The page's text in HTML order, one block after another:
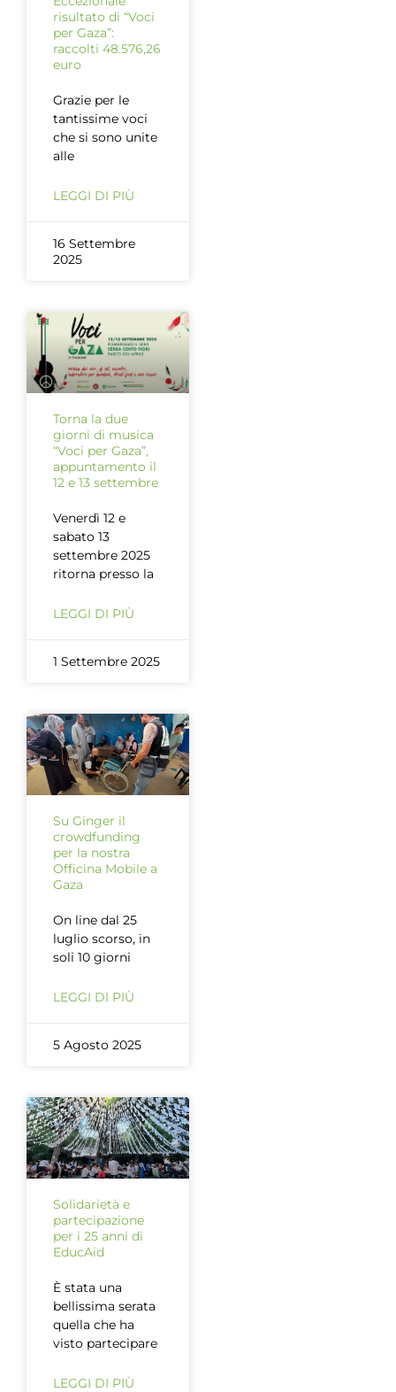
risultato di “Voci
per Gaza”:
raccolti 48.576,26
euro
Grazie per le
tantissime voci
che si sono unite
alle
LEGGI DI PIÙ
16 Settembre
2025
Torna la due
giorni di musica
“Voci per Gaza”,
appuntamento il
12 e 13 settembre
Venerdì 12 e
sabato 13
settembre 2025
ritorna presso la
LEGGI DI PIÙ
1 Settembre 2025
Su Ginger il
crowdfunding
per la nostra
Officina Mobile a
Gaza
On line dal 25
luglio scorso, in
soli 10 giorni
LEGGI DI PIÙ
5 Agosto 2025
Solidarietà e
partecipazione
per i 25 anni di
EducAid
È stata una
bellissima serata
quella che ha
visto partecipare
LEGGI DI PIÙ